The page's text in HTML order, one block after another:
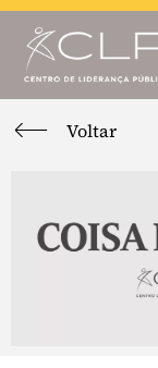
Voltar